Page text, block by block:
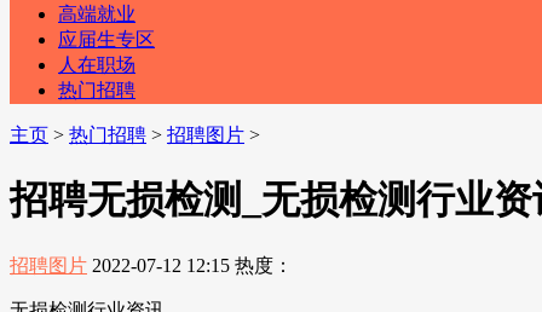
高端就业
应届生专区
人在职场
热门招聘
主页 > 热门招聘 > 招聘图片 >
招聘无损检测_无损检测行业资
招聘图片 2022-07-12 12:15 热度：